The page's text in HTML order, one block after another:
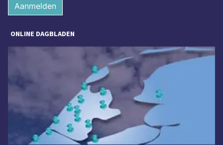
Aanmelden
ONLINE DAGBLADEN